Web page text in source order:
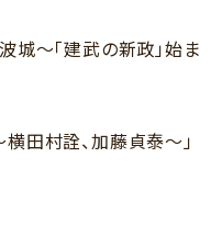
城～「建武の新政」始ま
田村詮、加藤貞泰～」